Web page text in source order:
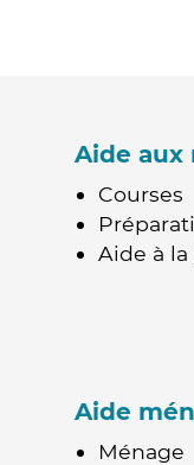
Aide aux
Courses
Aide à la
Aide
Ménage